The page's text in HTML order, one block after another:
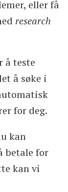
eller få
research
å teste
å søke i
for deg.
kan
betale for
kan vi